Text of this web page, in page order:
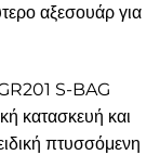
αξεσουάρ για
S-BAG
κατασκευή και
πτυσσόμενη